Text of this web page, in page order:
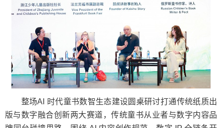
整场AI 时代童书数智生态建设圆桌研讨打通传统纸质出
版与数字融合创新两大赛道，传统童书从业者与数字内容品